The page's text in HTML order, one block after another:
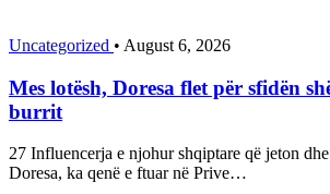
Uncategorized • August 6, 2026
Mes lotësh, Doresa flet për sfidën
burrit
27 Influencerja e njohur shqiptare që jeton
Doresa, ka qenë e ftuar në Prive…